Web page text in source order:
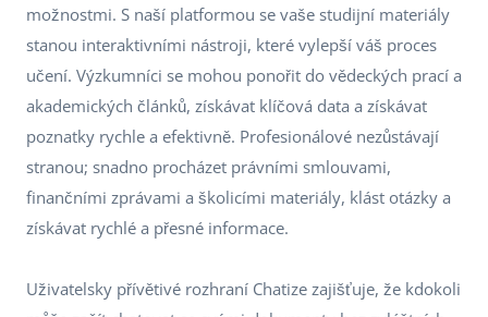
možnostmi. S naší platformou se vaše studijní materiály
stanou interaktivními nástroji, které vylepší váš proces
učení. Výzkumníci se mohou ponořit do vědeckých prací a
akademických článků, získávat klíčová data a získávat
poznatky rychle a efektivně. Profesionálové nezůstávají
stranou; snadno procházet právními smlouvami,
finančními zprávami a školicími materiály, klást otázky a
získávat rychlé a přesné informace.
Uživatelsky přívětivé rozhraní Chatize zajišťuje, že kdokoli